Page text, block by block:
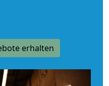
erhalten